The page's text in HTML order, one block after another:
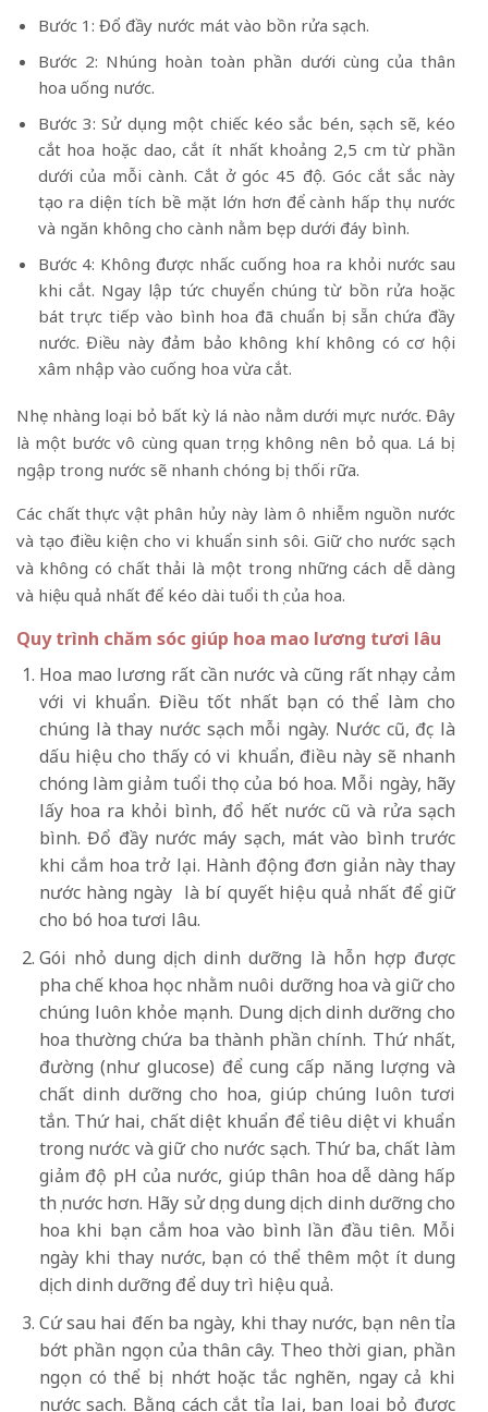
Bước 1: Đổ đầy nước mát vào bồn rửa sạch.
Bước 2: Nhúng hoàn toàn phần dưới cùng của thân
hoa uống nước.
Bước 3: Sử dụng một chiếc kéo sắc bén, sạch sẽ, kéo
cắt hoa hoặc dao, cắt ít nhất khoảng 2,5 cm từ phần
dưới của mỗi cành. Cắt ở góc 45 độ. Góc cắt sắc này
tạo ra diện tích bề mặt lớn hơn để cành hấp thụ nước
và ngăn không cho cành nằm bẹp dưới đáy bình.
Bước 4: Không được nhấc cuống hoa ra khỏi nước sau
khi cắt. Ngay lập tức chuyển chúng từ bồn rửa hoặc
bát trực tiếp vào bình hoa đã chuẩn bị sẵn chứa đầy
nước. Điều này đảm bảo không khí không có cơ hội
xâm nhập vào cuống hoa vừa cắt.
Nhẹ nhàng loại bỏ bất kỳ lá nào nằm dưới mực nước. Đây
là một bước vô cùng quan trọng không nên bỏ qua. Lá bị
ngập trong nước sẽ nhanh chóng bị thối rữa.
Các chất thực vật phân hủy này làm ô nhiễm nguồn nước
và tạo điều kiện cho vi khuẩn sinh sôi. Giữ cho nước sạch
và không có chất thải là một trong những cách dễ dàng
và hiệu quả nhất để kéo dài tuổi thọ của hoa.
Quy trình chăm sóc giúp hoa mao lương tươi lâu
Hoa mao lương rất cần nước và cũng rất nhạy cảm
với vi khuẩn. Điều tốt nhất bạn có thể làm cho
chúng là thay nước sạch mỗi ngày. Nước cũ, đục là
dấu hiệu cho thấy có vi khuẩn, điều này sẽ nhanh
chóng làm giảm tuổi thọ của bó hoa. Mỗi ngày, hãy
lấy hoa ra khỏi bình, đổ hết nước cũ và rửa sạch
bình. Đổ đầy nước máy sạch, mát vào bình trước
khi cắm hoa trở lại. Hành động đơn giản này thay
nước hàng ngày là bí quyết hiệu quả nhất để giữ
cho bó hoa tươi lâu.
Gói nhỏ dung dịch dinh dưỡng là hỗn hợp được
pha chế khoa học nhằm nuôi dưỡng hoa và giữ cho
chúng luôn khỏe mạnh. Dung dịch dinh dưỡng cho
hoa thường chứa ba thành phần chính. Thứ nhất,
đường (như glucose) để cung cấp năng lượng và
chất dinh dưỡng cho hoa, giúp chúng luôn tươi
tắn. Thứ hai, chất diệt khuẩn để tiêu diệt vi khuẩn
trong nước và giữ cho nước sạch. Thứ ba, chất làm
giảm độ pH của nước, giúp thân hoa dễ dàng hấp
thụ nước hơn. Hãy sử dụng dung dịch dinh dưỡng cho
hoa khi bạn cắm hoa vào bình lần đầu tiên. Mỗi
ngày khi thay nước, bạn có thể thêm một ít dung
dịch dinh dưỡng để duy trì hiệu quả.
Cứ sau hai đến ba ngày, khi thay nước, bạn nên tỉa
bớt phần ngọn của thân cây. Theo thời gian, phần
ngọn có thể bị nhớt hoặc tắc nghẽn, ngay cả khi
nước sạch. Bằng cách cắt tỉa lại, bạn loại bỏ được